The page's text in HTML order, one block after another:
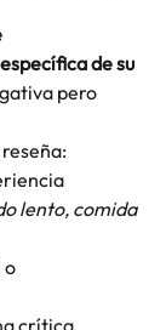
de su
pero
lento, comida
o
crítica